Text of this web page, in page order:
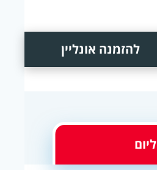
להזמנה אונליין
ליום